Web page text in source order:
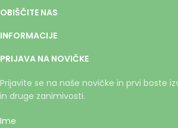
OBIŠČITE NAS
INFORMACIJE
PRIJAVA NA NOVIČKE
Prijavite se na naše novičke in prvi boste
in druge zanimivosti.
Ime